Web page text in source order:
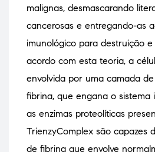
malignas, desmascarando
cancerosas e entregando-as
imunológico para destruição e
acordo com esta teoria, a
envolvida por uma camada
fibrina, que engana o sistema
as enzimas proteolíticas
TrienzyComplex são capazes
de fibrina que envolve